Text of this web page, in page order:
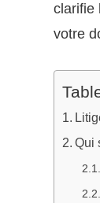
clarifie
votre
Qui